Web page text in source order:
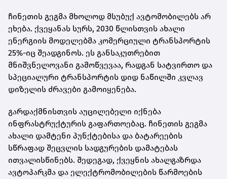
ჩინეთის გეგმა მხოლოდ მსუბუქ ავტომობილებს არ
ეხება. ქვეყანას სურს, 2030 წლისთვის ახალი
ენერგიის მოდელებმა კომერციული ტრანსპორტის
25%-იც შეადგინოს. ეს განსაკუთრებით
მნიშვნელოვანი გამოწვევაა, რადგან სატვირთო და
სპეციალური ტრანსპორტის დიდ ნაწილში კვლავ
დიზელის ძრავები გამოიყენება.
გარდაქმნისთვის აუცილებელი იქნება
ინფრასტრუქტურის გაფართოებაც. ჩინეთის გეგმა
ახალი დამტენი პუნქტებისა და ბატარეების
სწრაფად შეცვლის სადგურების დამატებას
ითვალისწინებს. შედეგად, ქვეყნის ახალგაზრდა
ავტოპარკმა და ელექტრომობილების წარმოების